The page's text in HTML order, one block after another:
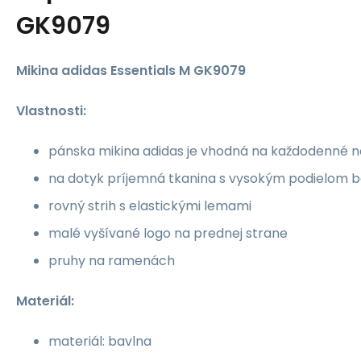
GK9079
Mikina adidas Essentials M GK9079
Vlastnosti:
pánska mikina adidas je vhodná na každodenné
na dotyk príjemná tkanina s vysokým podielom
rovný strih s elastickými lemami
malé vyšívané logo na prednej strane
pruhy na ramenách
Materiál:
materiál: bavlna